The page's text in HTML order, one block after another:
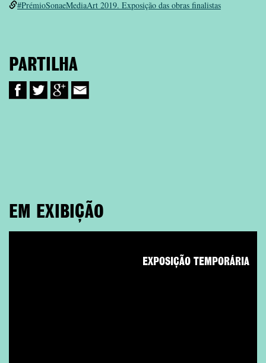
#PrémioSonaeMediaArt 2019. Exposição das obras finalistas
PARTILHA
EM EXIBIÇÃO
EXPOSIÇÃO TEMPORÁRIA